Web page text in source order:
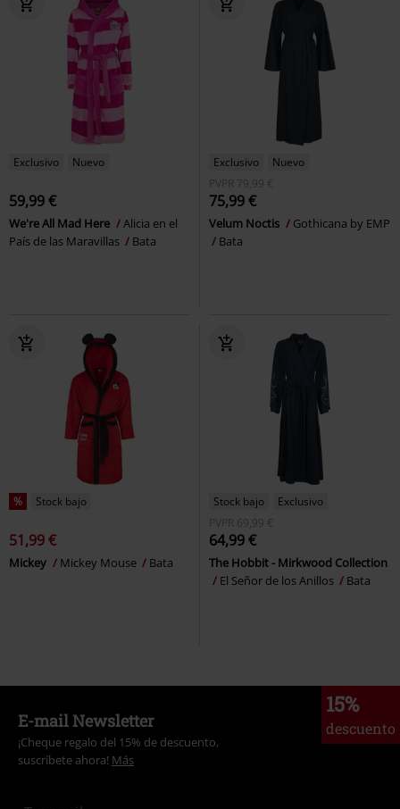
Exclusivo Nuevo
59,99 €
We're All Mad Here
Alicia en el
País de las Maravillas
Bata
Exclusivo
Nuevo
PVPR 79,99 €
75,99 €
Velum Noctis
Gothicana by EMP
Bata
% Stock bajo
51,99 €
Mickey Mickey Mouse Bata
Stock bajo
Exclusivo
PVPR 69,99 €
64,99 €
The Hobbit - Mirkwood Collection
El Señor de los Anillos
Bata
15%
descuento
E-mail Newsletter
¡Cheque regalo del 15% de descuento,
suscríbete ahora! Más